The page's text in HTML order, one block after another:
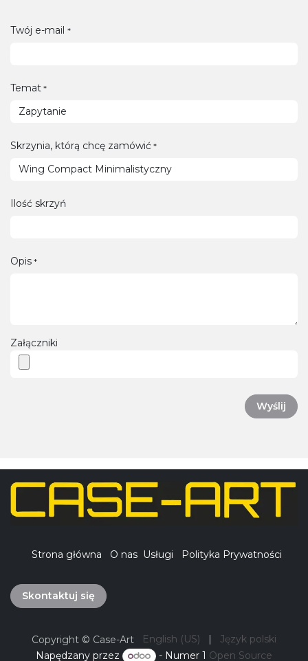
Twój e-mail *
Temat *
Skrzynia, którą chcę zamówić *
Ilość skrzyń
Opis *
Załączniki
Wyślij
Strona główna O nas Usługi Polityka Prywatności
Skontaktuj się
Copyright © Case-Art English (US) |
Język polski
Napędzany przez
- Numer 1 Open Source